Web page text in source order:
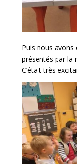
Puis nous avons
présentés par la
C’était très